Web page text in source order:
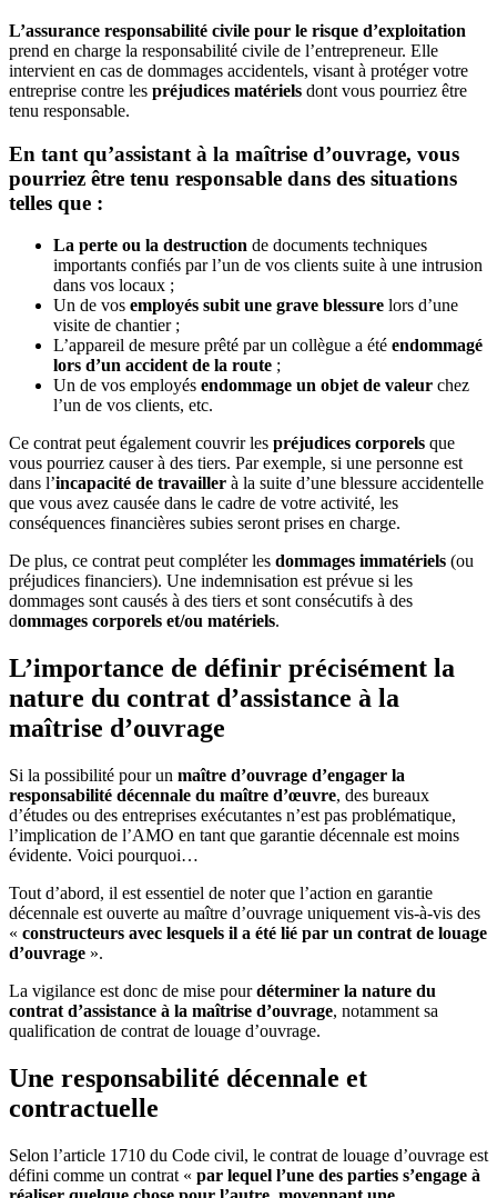
L’assurance responsabilité civile pour le risque d’exploitation
prend en charge la responsabilité civile de l’entrepreneur. Elle
intervient en cas de dommages accidentels, visant à protéger votre
entreprise contre les préjudices matériels dont vous pourriez être
tenu responsable.
En tant qu’assistant à la maîtrise d’ouvrage, vous
pourriez être tenu responsable dans des situations
telles que :
La perte ou la destruction de documents techniques
importants confiés par l’un de vos clients suite à une intrusion
dans vos locaux ;
Un de vos employés subit une grave blessure lors d’une
visite de chantier ;
L’appareil de mesure prêté par un collègue a été endommagé
lors d’un accident de la route ;
Un de vos employés endommage un objet de valeur chez
l’un de vos clients, etc.
Ce contrat peut également couvrir les préjudices corporels que
vous pourriez causer à des tiers. Par exemple, si une personne est
dans l’incapacité de travailler à la suite d’une blessure accidentelle
que vous avez causée dans le cadre de votre activité, les
conséquences financières subies seront prises en charge.
De plus, ce contrat peut compléter les dommages immatériels (ou
préjudices financiers). Une indemnisation est prévue si les
dommages sont causés à des tiers et sont consécutifs à des
dommages corporels et/ou matériels.
L’importance de définir précisément la
nature du contrat d’assistance à la
maîtrise d’ouvrage
Si la possibilité pour un maître d’ouvrage d’engager la
responsabilité décennale du maître d’œuvre, des bureaux
d’études ou des entreprises exécutantes n’est pas problématique,
l’implication de l’AMO en tant que garantie décennale est moins
évidente. Voici pourquoi…
Tout d’abord, il est essentiel de noter que l’action en garantie
décennale est ouverte au maître d’ouvrage uniquement vis-à-vis des
« constructeurs avec lesquels il a été lié par un contrat de louage
d’ouvrage ».
La vigilance est donc de mise pourdéterminer la nature du
contrat d’assistance à la maîtrise d’ouvrage, notamment sa
qualification de contrat de louage d’ouvrage.
Une responsabilité décennale et
contractuelle
Selon l’article 1710 du Code civil, le contrat de louage d’ouvrage est
défini comme un contrat « par lequel l’une des parties s’engage à